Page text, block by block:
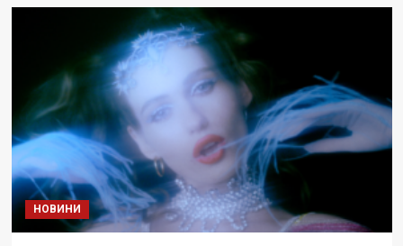
НОВИНИ